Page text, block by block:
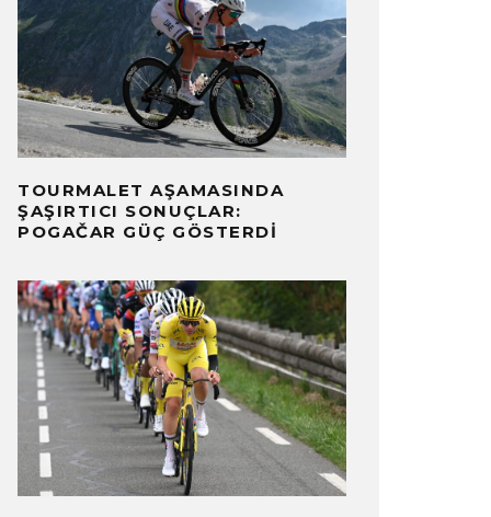
TOURMALET AŞAMASINDA
ŞAŞIRTICI SONUÇLAR:
POGAČAR GÜÇ GÖSTERDI